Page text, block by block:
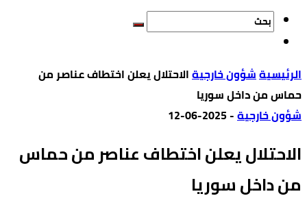
‫الرئيسية‬شؤون خارجيةالاحتلال يعلن اختطاف عناصر من
حماس من داخل سوريا
شؤون خارجية-
2025-06-12
الاحتلال يعلن اختطاف عناصر من حماس
من داخل سوريا